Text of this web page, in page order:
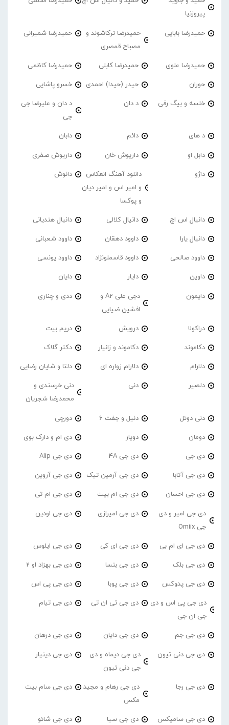
پیروزنیا
حمیدرضا بابایی
حمیدرضا ترکاشوند و
مصباح قمصری
حمیدرضا شمیرانی
حمیدرضا علوی حمیدرضا کابلی حمیدرضا کاظمی
حوران حیدر (حیدا) احمدی خسرو پاشایی
خلسه و بیگ رفی د دان
د دان و علیرضا جی
جی
د های دائم دابان
دابل او داریوش خان داریوش صفری
داژو
دانلود آهنگ انعکاس
و امیر اس و امیر دیان
و پوکسا
دانوش
دانیال اس اچ دانیال کلالی دانیال هندیانی
دانیال یارا داوود دهقان داوود شعبانی
داوود صالحی داوود قاسملونژاد داوود یونسی
داوین دایار دایان
دایمون
دجی علی A2 و
افشین ضیایی
ددی و چناری
دراکولا درویش دریم بیت
دکاموند دکاموند و زانیار دکتر گلاک
دلارام دلارام زواره ای دلتا و شایان رضایی
دلصیر دنی
دنی خرسندی و
محمدرضا شجریان
دنی دوئل دنیل و جفت 6 دورچی
دومان دویار دی ام و دارک بوی
دی جی دی جی 4A دی جی Alip
دی جی آتابا دی جی آرمین تیک دی جی آروین
دی جی احسان دی جی ام بیت دی جی ام تی
دی جی امیر و دی
جی Omiix
دی جی امیرازی دی جی اودین
دی جی ای ام بی دی جی ای کی دی جی ایلوس
دی جی بلک دی جی بنسا دی جی بهزاد او 2
دی جی پدوکس دی جی پوبا دی جی پی اس
دی جی پی اس و دی
جی ان جی
دی جی تی ان تی دی جی تیام
دی جی جم دی جی دایان دی جی درهان
دی جی دنی تیون
دی جی دیماه و دی
جی دنی تیون
دی جی دینیار
دی جی رجا
دی جی رهام و مجید
مکس
دی جی سام بیت
دی جی سامیکس دی جی سیا دی جی شائو